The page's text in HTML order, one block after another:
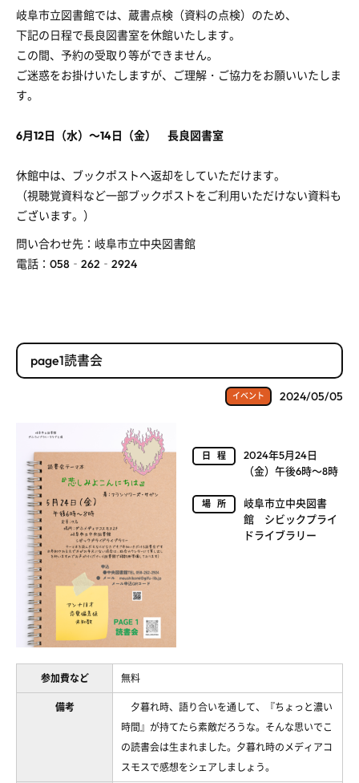
岐阜市立図書館では、蔵書点検（資料の点検）のため、
下記の日程で長良図書室を休館いたします。
この間、予約の受取り等ができません。
ご迷惑をお掛けいたしますが、ご理解・ご協力をお願いいたしま
す。
6月12日（水）～14日（金） 長良図書室
休館中は、ブックポストへ返却をしていただけます。
（視聴覚資料など一部ブックポストをご利用いただけない資料も
ございます。）
問い合わせ先：岐阜市立中央図書館
電話： 058 ‐ 262 ‐ 2924
page1読書会
イベント 2024/05/05
日程
2024年5月24日
（金）午後6時～8時
場所
岐阜市立中央図書
館 シビックプライ
ドライブラリー
参加費など 無料
備考
夕暮れ時、語り合いを通して、『ちょっと濃い
時間』が持てたら素敵だろうな。そんな思いでこ
の読書会は生まれました。夕暮れ時のメディアコ
スモスで感想をシェアしましょう。